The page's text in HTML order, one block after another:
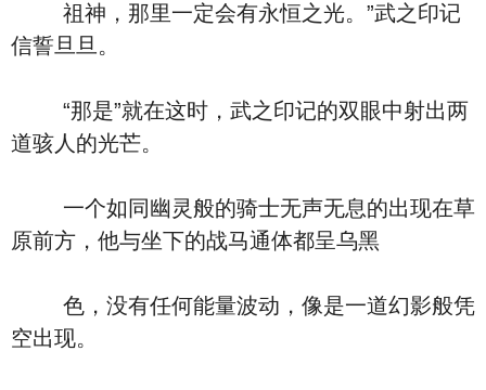
祖神，那里一定会有永恒之光。”武之印记
信誓旦旦。
“那是”就在这时，武之印记的双眼中射出两
道骇人的光芒。
一个如同幽灵般的骑士无声无息的出现在草
原前方，他与坐下的战马通体都呈乌黑
色，没有任何能量波动，像是一道幻影般凭
空出现。